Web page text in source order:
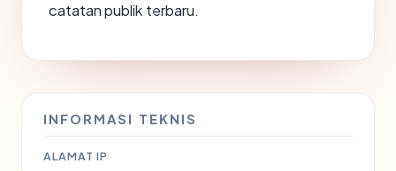
catatan publik terbaru.
INFORMASI TEKNIS
ALAMAT IP